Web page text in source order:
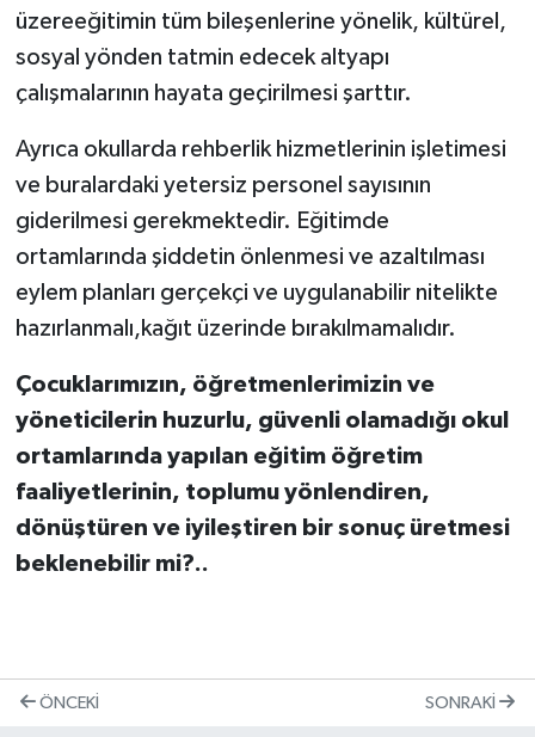
üzereeğitimin tüm bileşenlerine yönelik, kültürel,
sosyal yönden tatmin edecek altyapı
çalışmalarının hayata geçirilmesi şarttır.
Ayrıca okullarda rehberlik hizmetlerinin işletimesi
ve buralardaki yetersiz personel sayısının
giderilmesi gerekmektedir. Eğitimde
ortamlarında şiddetin önlenmesi ve azaltılması
eylem planları gerçekçi ve uygulanabilir nitelikte
hazırlanmalı,kağıt üzerinde bırakılmamalıdır.
Çocuklarımızın, öğretmenlerimizin ve
yöneticilerin huzurlu, güvenli olamadığı okul
ortamlarında yapılan eğitim öğretim
faaliyetlerinin, toplumu yönlendiren,
dönüştüren ve iyileştiren bir sonuç üretmesi
beklenebilir mi?..
ÖNCEKI SONRAKI